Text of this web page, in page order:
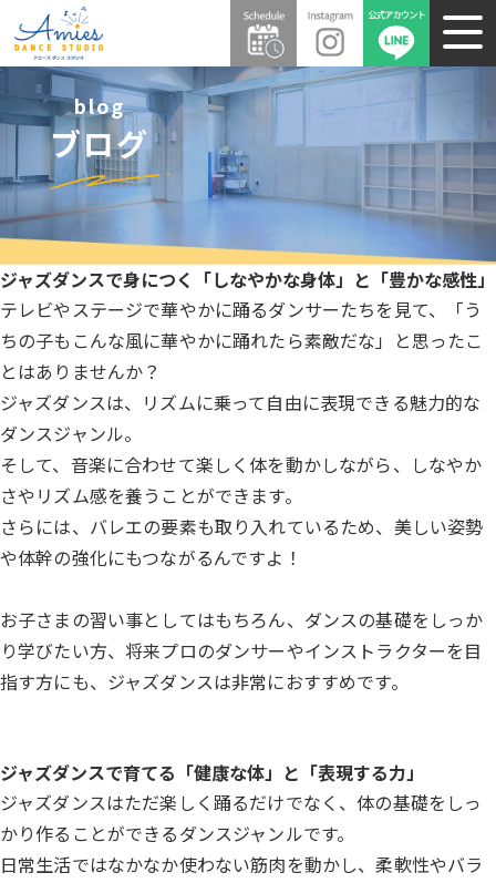
blog
ブログ
ジャズダンスで身につく「しなやかな身体」と「豊かな感性」
テレビやステージで華やかに踊るダンサーたちを見て、「う
ちの子もこんな風に華やかに踊れたら素敵だな」と思ったこ
とはありませんか？
ジャズダンスは、リズムに乗って自由に表現できる魅力的な
ダンスジャンル。
そして、音楽に合わせて楽しく体を動かしながら、しなやか
さやリズム感を養うことができます。
さらには、バレエの要素も取り入れているため、美しい姿勢
や体幹の強化にもつながるんですよ！
お子さまの習い事としてはもちろん、ダンスの基礎をしっか
り学びたい方、将来プロのダンサーやインストラクターを目
指す方にも、ジャズダンスは非常におすすめです。
ジャズダンスで育てる「健康な体」と「表現する力」
ジャズダンスはただ楽しく踊るだけでなく、体の基礎をしっ
かり作ることができるダンスジャンルです。
日常生活ではなかなか使わない筋肉を動かし、柔軟性やバラ